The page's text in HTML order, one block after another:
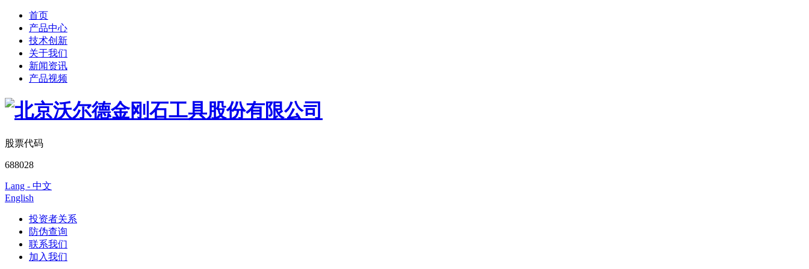
首页
产品中心
技术创新
关于我们
新闻资讯
产品视频
股票代码
688028
Lang - 中文
English
投资者关系
防伪查询
联系我们
加入我们